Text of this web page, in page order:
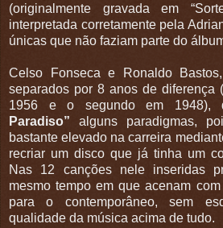
(originalmente gravada em
interpretada corretamente pela
únicas que não faziam parte do
Celso Fonseca e Ronaldo
separados por 8 anos de diferença
1956 e o segundo em 1948),
Paradiso” alguns paradigmas,
bastante elevado na carreira
recriar um disco que já tinha um
Nas 12 canções nele inseridas
mesmo tempo em que acenam
para o contemporâneo, sem
qualidade da música acima de tudo.